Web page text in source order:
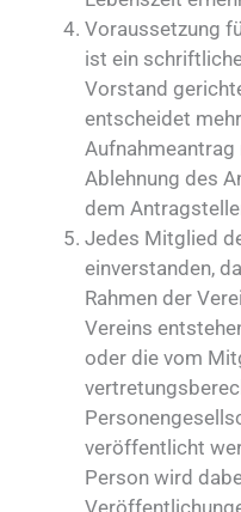
Voraussetzung
ist ein
Vorstand
entscheidet
Aufnahmeantrag
Ablehnung des
dem
Jedes Mitglied
einverstanden,
Rahmen der
Vereins
oder die vom
veröffentlicht
Person wird